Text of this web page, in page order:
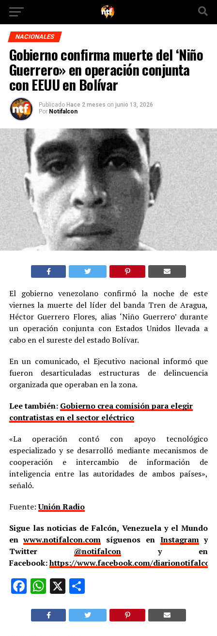
NACIONALES
Gobierno confirma muerte del ‘Niño
Guerrero» en operación conjunta
con EEUU en Bolívar
Publicado Hace 2 meses on junio 13, 2026
Por Notifalcon
El gobierno venezolano confirmó la noche de este
viernes la muerte del líder del banda Tren de Aragua,
Héctor Guerrero Flores, alias ‘Niño Guerrero’ durante
un operación conjunta con Estados Unidos llevada a
cabo en el sureste del estado Bolívar.
En un comunicado, el Ejecutivo nacional informó que
fueron desarticuladas estructuras de delincuencia
organizada que operaban en la zona.
Lee también: Gobierno crea comisión para elegir
contratistas en el sector eléctrico
«La operación contó con apoyo tecnológico
especializado y se desarrolló mediante mecanismos de
cooperación e intercambio de información de
inteligencia entre las autoridades de ambos países»,
señaló.
Fuente:Unión Radio
Sigue las noticias de Falcón, Venezuela y el Mundo
enwww.notifalcon.com síguenos en Instagramy
Twitter @notifalcony en
Facebook:https://www.facebook.com/
Facebook
WhatsApp
X Compartir